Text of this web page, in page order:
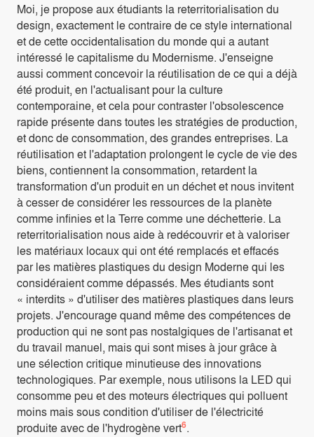
Moi, je propose aux étudiants la reterritorialisation du
design, exactement le contraire de ce style international
et de cette occidentalisation du monde qui a autant
intéressé le capitalisme du Modernisme. J'enseigne
aussi comment concevoir la réutilisation de ce qui a déjà
été produit, en l'actualisant pour la culture
contemporaine, et cela pour contraster l'obsolescence
rapide présente dans toutes les stratégies de production,
et donc de consommation, des grandes entreprises. La
réutilisation et l'adaptation prolongent le cycle de vie des
biens, contiennent la consommation, retardent la
transformation d'un produit en un déchet et nous invitent
à cesser de considérer les ressources de la planète
comme infinies et la Terre comme une déchetterie. La
reterritorialisation nous aide à redécouvrir et à valoriser
les matériaux locaux qui ont été remplacés et effacés
par les matières plastiques du design Moderne qui les
considéraient comme dépassés. Mes étudiants sont
« interdits » d'utiliser des matières plastiques dans leurs
projets. J'encourage quand même des compétences de
production qui ne sont pas nostalgiques de l'artisanat et
du travail manuel, mais qui sont mises à jour grâce à
une sélection critique minutieuse des innovations
technologiques. Par exemple, nous utilisons la LED qui
consomme peu et des moteurs électriques qui polluent
moins mais sous condition d'utiliser de l'électricité
produite avec de l'hydrogène vert6.